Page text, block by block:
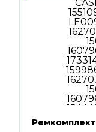
Ремкомплект